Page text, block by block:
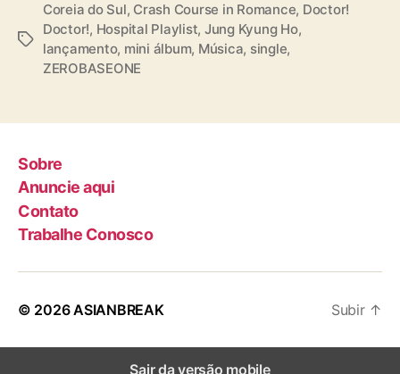
🔗Spotify :https://t.co/FkOnAuTqb3
🔗YouTube Music :…
pic.twitter.com/1iSjWsnrLO
20, 2025
T
Coreia do Sul, Crash Course in Romance, Doctor!
Doctor!, Hospital Playlist, Jung Kyung Ho,
lançamento, mini álbum, Música, single,
ZEROBASEONE
Sobre
Anuncie aqui
Contato
Trabalhe Conosco
© 2026ASIANBREAK Subir ↑
Sair da versão mobile